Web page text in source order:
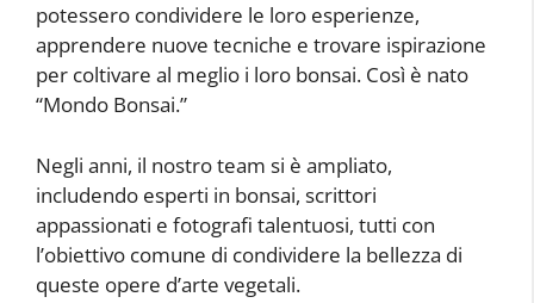
potessero condividere le loro esperienze,
apprendere nuove tecniche e trovare ispirazione
per coltivare al meglio i loro bonsai. Così è nato
“Mondo Bonsai.”
Negli anni, il nostro team si è ampliato,
includendo esperti in bonsai, scrittori
appassionati e fotografi talentuosi, tutti con
l’obiettivo comune di condividere la bellezza di
queste opere d’arte vegetali.